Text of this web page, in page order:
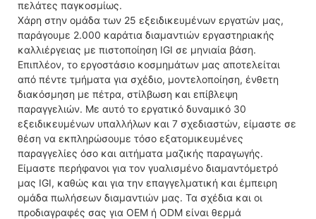
πελάτες παγκοσμίως.
Χάρη στην ομάδα των 25 εξειδικευμένων εργατών μας,
παράγουμε 2.000 καράτια διαμαντιών εργαστηριακής
καλλιέργειας με πιστοποίηση IGI σε μηνιαία βάση.
Επιπλέον, το εργοστάσιο κοσμημάτων μας αποτελείται
από πέντε τμήματα για σχέδιο, μοντελοποίηση, ένθετη
διακόσμηση με πέτρα, στίλβωση και επίβλεψη
παραγγελιών. Με αυτό το εργατικό δυναμικό 30
εξειδικευμένων υπαλλήλων και 7 σχεδιαστών, είμαστε σε
θέση να εκπληρώσουμε τόσο εξατομικευμένες
παραγγελίες όσο και αιτήματα μαζικής παραγωγής.
Είμαστε περήφανοι για τον γυαλισμένο διαμαντόμετρό
μας IGI, καθώς και για την επαγγελματική και έμπειρη
ομάδα πωλήσεων διαμαντιών μας. Τα σχέδια και οι
προδιαγραφές σας για OEM ή ODM είναι θερμά